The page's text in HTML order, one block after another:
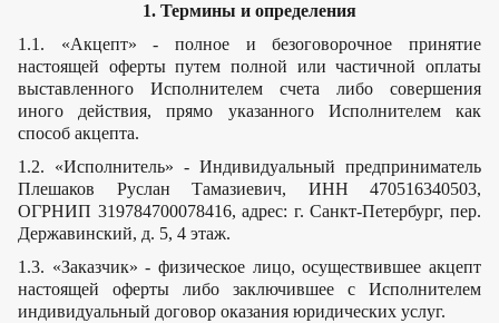
1. Термины и определения
1.1. «Акцепт» - полное и безоговорочное принятие
настоящей оферты путем полной или частичной оплаты
выставленного Исполнителем счета либо совершения
иного действия, прямо указанного Исполнителем как
способ акцепта.
1.2. «Исполнитель» - Индивидуальный предприниматель
Плешаков Руслан Тамазиевич, ИНН 470516340503,
ОГРНИП 319784700078416, адрес: г. Санкт-Петербург, пер.
Державинский, д. 5, 4 этаж.
1.3. «Заказчик» - физическое лицо, осуществившее акцепт
настоящей оферты либо заключившее с Исполнителем
индивидуальный договор оказания юридических услуг.